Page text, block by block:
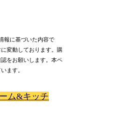
報に基づいた内容で
変動しております。購
をお願いします。本ペ
ます。
ム&キッチ